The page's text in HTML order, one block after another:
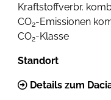
Kraftstoffverbr.
CO2-Emissionen
CO2-Klasse
Standort
Details zum